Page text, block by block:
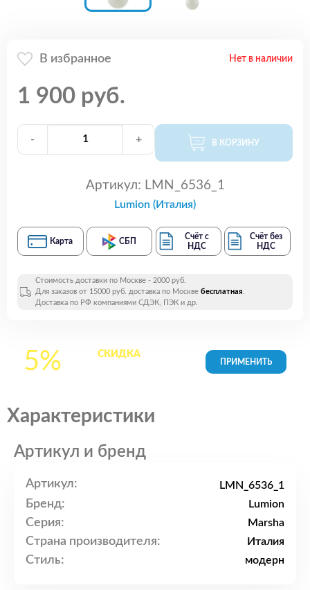
В избранное Нет в наличии
1 900 руб.
- + В КОРЗИНУ
Артикул: LMN_6536_1
Lumion (Италия)
Карта СБП
Счёт с
НДС
Счёт без
НДС
Стоимость доставки по Москве - 2000 руб.
Для заказов от 15000 руб. доставка по Москве бесплатная.
Доставка по РФ компаниями СДЭК, ПЭК и др.
5% СКИДКАна все
Характеристики
Артикул и бренд
Артикул: LMN_6536_1
Бренд: Lumion
Серия: Marsha
Страна производителя: Италия
Стиль: модерн